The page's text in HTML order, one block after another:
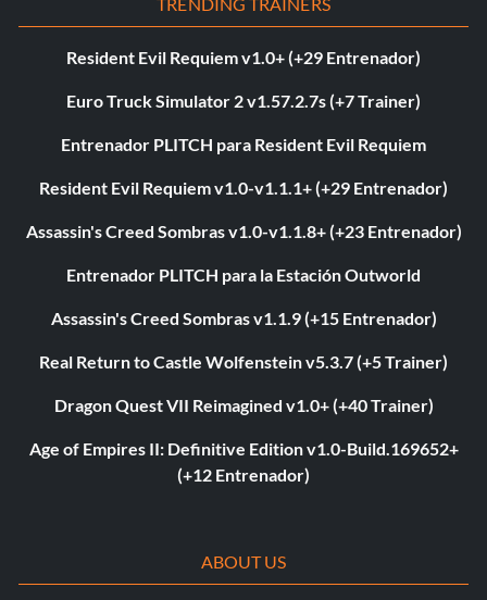
Resident Evil Requiem v1.0+ (+29 Entrenador)
Euro Truck Simulator 2 v1.57.2.7s (+7 Trainer)
Entrenador PLITCH para Resident Evil Requiem
Resident Evil Requiem v1.0-v1.1.1+ (+29 Entrenador)
Assassin's Creed Sombras v1.0-v1.1.8+ (+23 Entrenador)
Entrenador PLITCH para la Estación Outworld
Assassin's Creed Sombras v1.1.9 (+15 Entrenador)
Real Return to Castle Wolfenstein v5.3.7 (+5 Trainer)
Dragon Quest VII Reimagined v1.0+ (+40 Trainer)
Age of Empires II: Definitive Edition v1.0-Build.169652+
(+12 Entrenador)
ABOUT US